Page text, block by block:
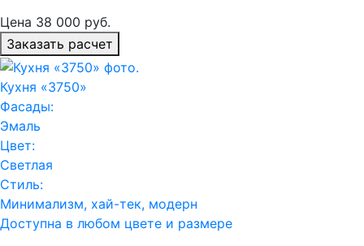
Цена 38 000 руб.
Заказать расчет
Кухня «3750»
Фасады:
Эмаль
Цвет:
Светлая
Стиль:
Минимализм, хай-тек, модерн
Доступна в любом цвете и размере